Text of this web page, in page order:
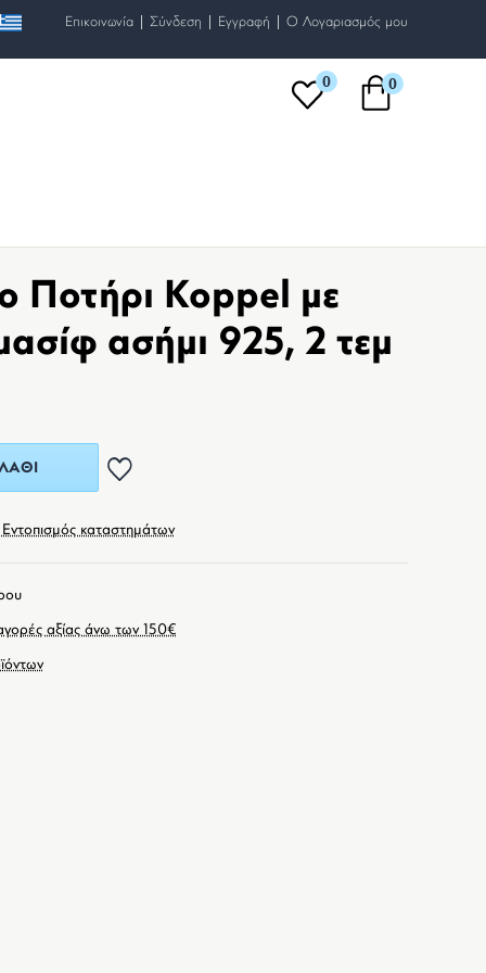
Επικοινωνία | Σύνδεση | Εγγραφή | O Λογαριασμός μου
0 0
Ποτήρι Koppel με
ασήμι 925, 2 τεμ
Εντοπισμός καταστημάτων
αξίας άνω των 150€